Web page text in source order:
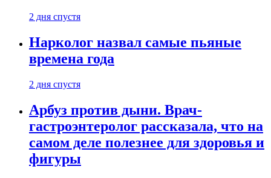
2 дня спустя
Нарколог назвал самые пьяные
времена года
2 дня спустя
Арбуз против дыни. Врач-
гастроэнтеролог рассказала, что на
самом деле полезнее для здоровья и
фигуры